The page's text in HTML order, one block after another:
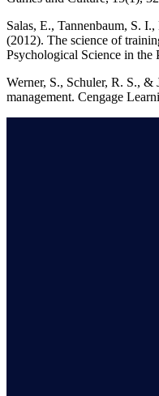
Salas, E., Tannenbaum, S.
(2012). The science of
Psychological Science in the
Werner, S., Schuler, R. S., &
management. Cengage